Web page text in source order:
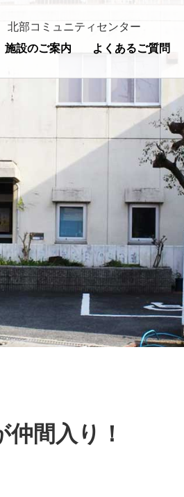
北部コミュニティセンター
施設のご案内 よくあるご質問
間入り！